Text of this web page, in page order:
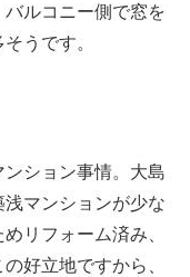
ルコニー側で窓を
うです。
ション事情。大島
マンションが少な
リフォーム済み、
好立地ですから、